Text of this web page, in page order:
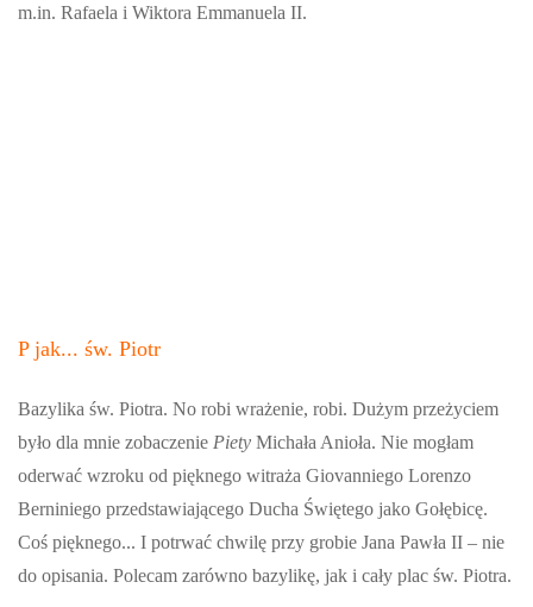
m.in. Rafaela i Wiktora Emmanuela II.
P jak... św. Piotr
Bazylika św. Piotra. No robi wrażenie, robi. Dużym przeżyciem
było dla mnie zobaczenie Piety Michała Anioła. Nie mogłam
oderwać wzroku od pięknego witraża Giovanniego Lorenzo
Berniniego przedstawiającego Ducha Świętego jako Gołębicę.
Coś pięknego... I potrwać chwilę przy grobie Jana Pawła II – nie
do opisania. Polecam zarówno bazylikę, jak i cały plac św. Piotra.